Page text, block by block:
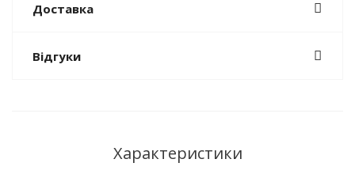
Доставка
Відгуки
Характеристики